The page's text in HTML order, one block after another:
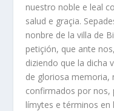
nuestro noble e leal
salud e graçia.
nonbre de la villa de
petiçión, que ante
diziendo que la dicha
de gloriosa memoria,
confirmados por nos,
límytes e términos